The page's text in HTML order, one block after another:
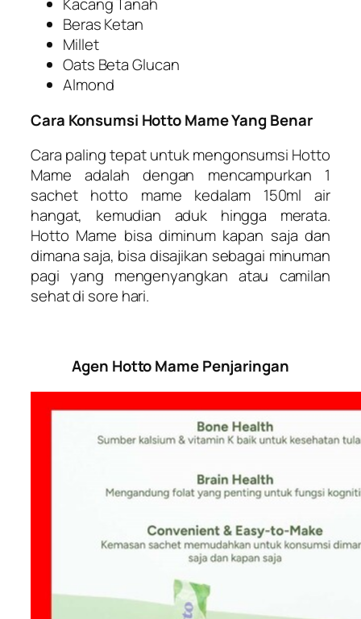
Kacang Tanah
Beras Ketan
Millet
Oats Beta Glucan
Almond
Cara Konsumsi Hotto Mame Yang Benar
Cara paling tepat untuk mengonsumsi Hotto
Mame adalah dengan mencampurkan 1
sachet hotto mame kedalam 150ml air
hangat, kemudian aduk hingga merata.
Hotto Mame bisa diminum kapan saja dan
dimana saja, bisa disajikan sebagai minuman
pagi yang mengenyangkan atau camilan
sehat di sore hari.
Agen Hotto Mame Penjaringan